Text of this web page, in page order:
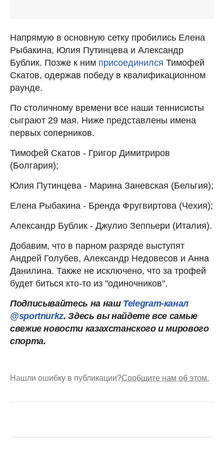
Напрямую в основную сетку пробились Елена
Рыбакина, Юлия Путинцева и Александр
Бублик. Позже к ним присоединился Тимофей
Скатов, одержав победу в квалификационном
раунде.
По столичному времени все наши теннисисты
сыграют 29 мая. Ниже представлены имена
первых соперников.
Тимофей Скатов - Григор Димитриров
(Болгария);
Юлия Путинцева - Марина Заневская (Бельгия);
Елена Рыбакина - Бренда Фругвиртова (Чехия);
Александр Бублик - Джулио Зеппьери (Италия).
Добавим, что в парном разряде выступят
Андрей Голубев, Александр Недовесов и Анна
Данилина. Также не исключено, что за трофей
будет биться кто-то из "одиночников".
Подписывайтесь на наш Telegram-канал
@sportnurkz. Здесь вы найдете все самые
свежие новости казахстанского и мирового
спорта.
Нашли ошибку в публикации?Сообщите нам об этом.